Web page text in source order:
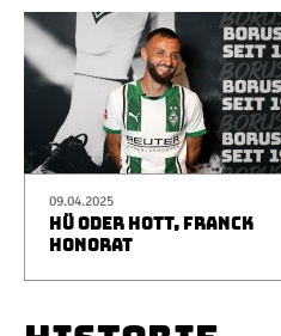
09.04.2025
HÜ ODER HOTT, FRANCK
HONORAT